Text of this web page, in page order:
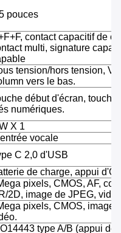
pouces
contact capacitif de
multi, signature
tension/hors tension,
vers le bas.
début d'écran, touche
numériques.
X 1
vocale
C 2,0 d'USB
de charge, appui
pixels, CMOS, AF,
2D, image de JPEG,
pixels, CMOS, image
type A/B (appui de